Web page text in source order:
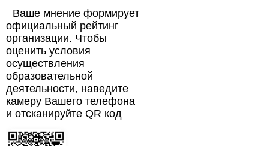
Ваше мнение формирует
официальный рейтинг
организации. Чтобы
оценить условия
осуществления
образовательной
деятельности, наведите
камеру Вашего телефона
и отсканируйте QR код